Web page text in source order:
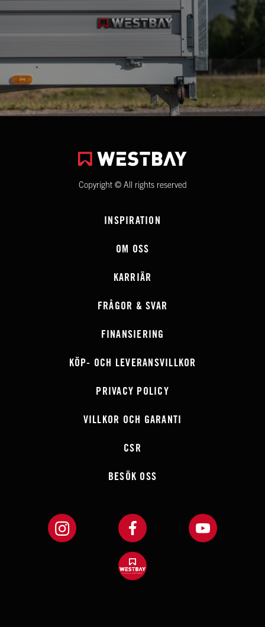
Copyright © All rights reserved
INSPIRATION
OM OSS
KARRIÄR
FRÅGOR & SVAR
FINANSIERING
KÖP- OCH LEVERANSVILLKOR
PRIVACY POLICY
VILLKOR OCH GARANTI
CSR
BESÖK OSS